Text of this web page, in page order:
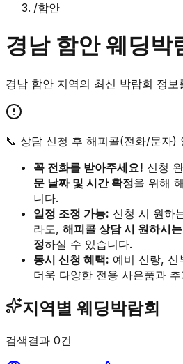
/함안
경남 함안웨딩박
경남 함안 지역의 최신 박람회 정보
📞 상담 신청 후 해피콜(전화/문자)
꼭 전화를 받아주세요! 신청
문 날짜 및 시간 확정을 위해
니다.
일정 조정 가능: 신청 시 원하
라도, 해피콜 상담 시 원하시
정하실 수 있습니다.
동시 신청 혜택: 예비 신랑, 신
더욱 다양한 전용 사은품과
지역별 웨딩박람회
검색결과 0건